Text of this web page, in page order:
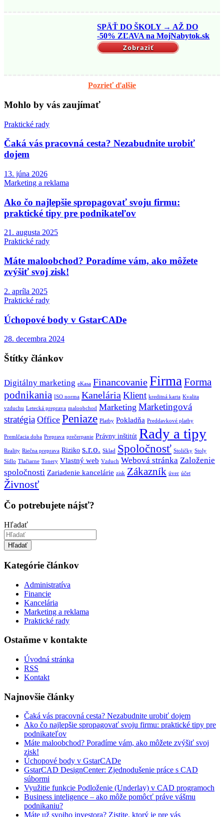
SPÄŤ DO ŠKOLY → AŽ DO
-50% ZĽAVA na MojNabytok.sk
Zobraziť
Pozrieť ďalšie
Mohlo by vás zaujímať
Praktické rady
Čaká vás pracovná cesta? Nezabudnite urobiť
dojem
13. júna 2026
Marketing a reklama
Ako čo najlepšie spropagovať svoju firmu:
praktické tipy pre podnikateľov
21. augusta 2025
Praktické rady
Máte maloobchod? Poradíme vám, ako môžete
zvýšiť svoj zisk!
2. apríla 2025
Praktické rady
Úchopové body v GstarCADe
28. decembra 2024
Štítky článkov
Digitálny marketing eKasa FinancovanieFirma Forma
podnikania ISO norma Kanelária Klient kreditná karta Kvalita
vzduchu Letecká preprava maloobchod Marketing Marketingová
stratégia Office Peniaze Platby Pokladňa Preddavkové platby
Premlčacia doba Preprava prečerpanie Právny inštitút Rady a tipy
Reality Riečna preprava Riziko s.r.o. Sklad Spoločnosť Stoličky Stoly
Sídlo Tlačiarne Tonery Vlastný web Vzduch Webová stránka Založenie
spoločnosti Zariadenie kancelárie zisk Zákazník úver účet
Živnosť
Čo potrebujete nájsť?
Hľadať
Hľadať
Kategórie článkov
Administratíva
Financie
Kancelária
Marketing a reklama
Praktické rady
Ostaňme v kontakte
Úvodná stránka
RSS
Kontakt
Najnovšie články
Čaká vás pracovná cesta? Nezabudnite urobiť dojem
Ako čo najlepšie spropagovať svoju firmu: praktické tipy pre
podnikateľov
Máte maloobchod? Poradíme vám, ako môžete zvýšiť svoj
zisk!
Úchopové body v GstarCADe
GstarCAD DesignCenter: Zjednodušenie práce s CAD
súbormi
Využitie funkcie Podloženie (Underlay) v CAD programoch
Business inteligence – ako môže pomôcť práve vášmu
podnikaniu?
Máte už svojho investora? Zistite, ktorý je pre vás